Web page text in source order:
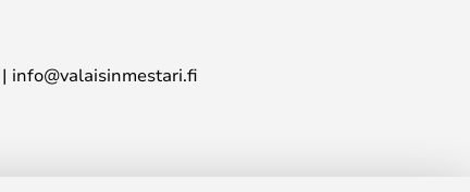
info@valaisinmestari.fi